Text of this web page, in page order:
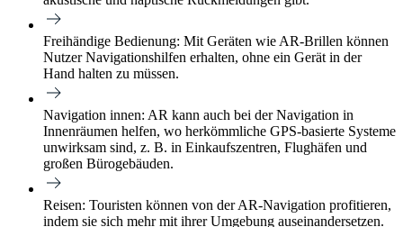
Freihändige Bedienung: Mit Geräten wie AR-Brillen können
Nutzer Navigationshilfen erhalten, ohne ein Gerät in der
Hand halten zu müssen.
Navigation innen: AR kann auch bei der Navigation in
Innenräumen helfen, wo herkömmliche GPS-basierte Systeme
unwirksam sind, z. B. in Einkaufszentren, Flughäfen und
großen Bürogebäuden.
Reisen: Touristen können von der AR-Navigation profitieren,
indem sie sich mehr mit ihrer Umgebung auseinandersetzen.